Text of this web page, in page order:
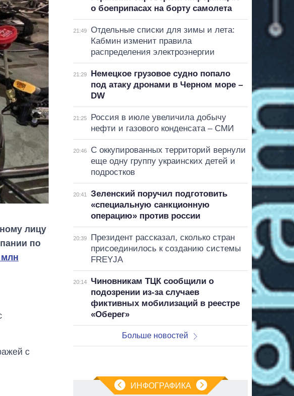
лицу
по
млн
с
о боеприпасах на борту самолета
21:49
Отдельные списки для зимы и лета:
Кабмин изменит правила
распределения электроэнергии
21:29
Немецкое грузовое судно попало
под атаку дронами в Черном море –
DW
21:25
Россия в июле увеличила добычу
нефти и газового конденсата – СМИ
20:46
С оккупированных территорий вернули
еще одну группу украинских детей и
подростков
20:41
Зеленский поручил подготовить
«специальную санкционную
операцию» против россии
20:39
Президент рассказал, сколько стран
присоединилось к созданию системы
FREYJA
20:14
Чиновникам ТЦК сообщили о
подозрении из-за случаев
фиктивных мобилизаций в реестре
«Оберег»
Больше новостей
ИНФОГРАФИКА